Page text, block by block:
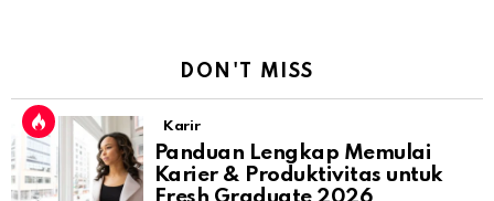
DON'T MISS
Karir
Panduan Lengkap Memulai
Karier & Produktivitas untuk